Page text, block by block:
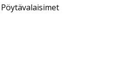
Pöytävalaisimet